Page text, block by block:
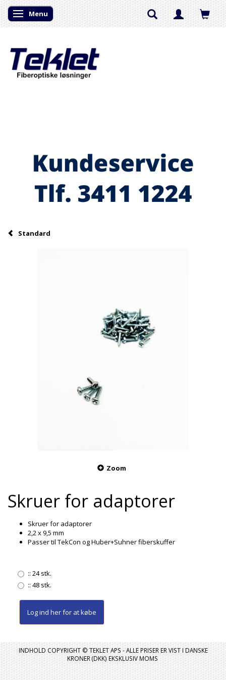
Skifte navigation
Menu
Standard
Zoom
Skruer for adaptorer
Skruer for adaptorer
2,2 x 9,5 mm
Passer til TekCon og Huber+Suhner fiberskuffer
:: 24 stk.
:: 48 stk.
Log ind herfor at købe
INDHOLD COPYRIGHT © TEKLET APS - ALLE PRISER ER VIST I DANSKE
KRONER (DKK) EKSKLUSIV MOMS